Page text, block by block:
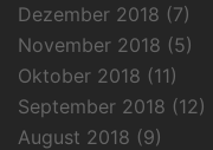
Dezember 2018 (7)
November 2018 (5)
Oktober 2018 (11)
September 2018 (12)
August 2018 (9)